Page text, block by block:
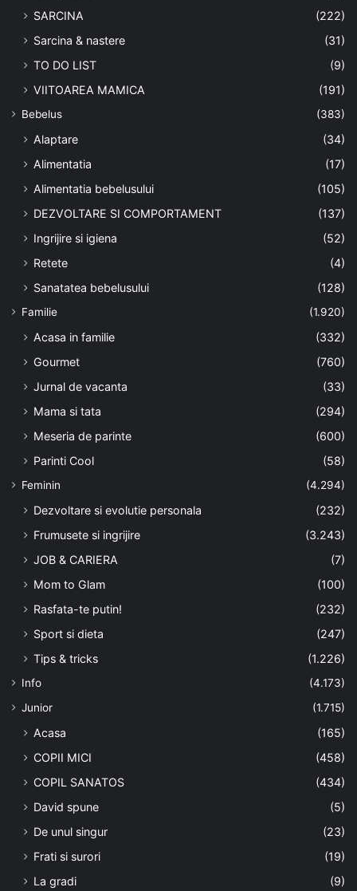
SARCINA
(222)
Sarcina & nastere
(31)
TO DO LIST
(9)
VIITOAREA MAMICA
(191)
Bebelus (383)
Alaptare
(34)
Alimentatia
(17)
Alimentatia bebelusului
(105)
DEZVOLTARE SI COMPORTAMENT
(137)
Ingrijire si igiena
(52)
Retete
(4)
Sanatatea bebelusului
(128)
Familie (1.920)
Acasa in familie
(332)
Gourmet
(760)
Jurnal de vacanta
(33)
Mama si tata
(294)
Meseria de parinte
(600)
Parinti Cool
(58)
Feminin (4.294)
Dezvoltare si evolutie personala
(232)
Frumusete si ingrijire
(3.243)
JOB & CARIERA
(7)
Mom to Glam
(100)
Rasfata-te putin!
(232)
Sport si dieta
(247)
Tips & tricks
(1.226)
Info
(4.173)
Junior
(1.715)
Acasa
(165)
COPII MICI
(458)
COPIL SANATOS
(434)
David spune
(5)
De unul singur
(23)
Frati si surori
(19)
La gradi
(9)